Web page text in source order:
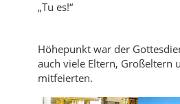
„Tu es!“
Höhepunkt war der
auch viele Eltern, Großeltern
mitfeierten.